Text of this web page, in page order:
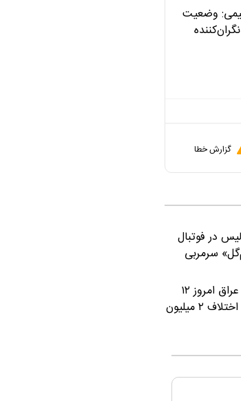
مرتضیوضعیت
فوتبال ۳۶۰ نگران‌کننده
گزارش خطا
در فوتبال
سرمربی
قیمت دینار عراق امروز ۱۲
مرداد ۱۴۰۵؛ اختلاف ۲ میلیون